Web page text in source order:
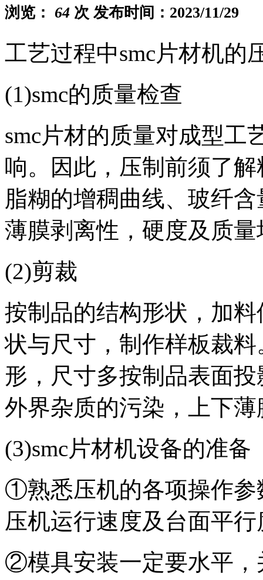
浏览： 64 次 发布时间：2023/11/29
工艺过程中smc片材机的
(1)smc的质量检查
smc片材的质量对成型工
响。因此，压制前须了
脂糊的增稠曲线、玻纤
薄膜剥离性，硬度及质
(2)剪裁
按制品的结构形状，加
状与尺寸，制作样板裁
形，尺寸多按制品表面
外界杂质的污染，上下
(3)smc片材机设备的准备
①熟悉压机的各项操作参
压机运行速度及台面平
②模具安装一定要水平，